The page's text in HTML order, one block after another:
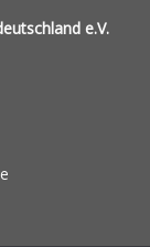
e.V.